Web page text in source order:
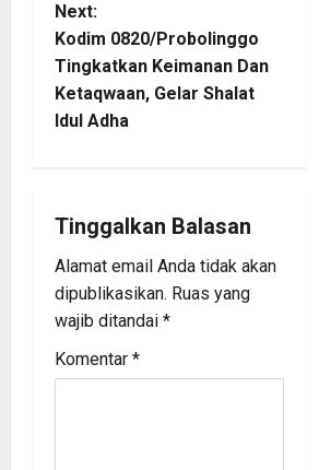
t
n
a
g
a
t
i
Next:
Kodim 0820/Probolinggo
Tingkatkan Keimanan Dan
Ketaqwaan, Gelar Shalat
Idul Adha
Tinggalkan Balasan
Alamat email Anda tidak akan
dipublikasikan. Ruas yang
wajib ditandai *
Komentar *